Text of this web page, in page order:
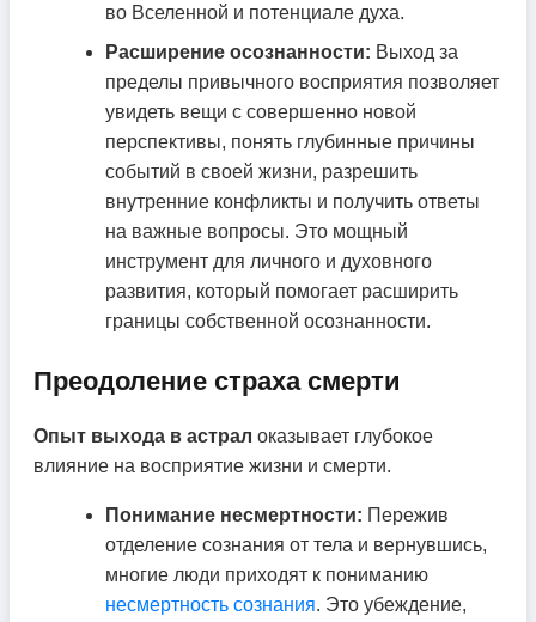
во Вселенной и потенциале духа.
Расширение осознанности: Выход за
пределы привычного восприятия позволяет
увидеть вещи с совершенно новой
перспективы, понять глубинные причины
событий в своей жизни, разрешить
внутренние конфликты и получить ответы
на важные вопросы. Это мощный
инструмент для личного и духовного
развития, который помогает расширить
границы собственной осознанности.
Преодоление страха смерти
Опыт выхода в астрал оказывает глубокое
влияние на восприятие жизни и смерти.
Понимание несмертности: Пережив
отделение сознания от тела и вернувшись,
многие люди приходят к пониманию
несмертность сознания. Это убеждение,